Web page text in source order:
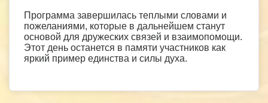
Программа завершилась теплыми словами и
пожеланиями, которые в дальнейшем станут
основой для дружеских связей и взаимопомощи.
Этот день останется в памяти участников как
яркий пример единства и силы духа.